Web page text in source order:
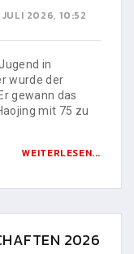
JULI 2026, 10:52
in
wurde der
gewann das
mit 75 zu
WEITERLESEN...
2026